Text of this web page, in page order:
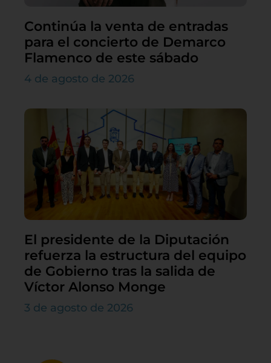
Continúa la venta de entradas
para el concierto de Demarco
Flamenco de este sábado
4 de agosto de 2026
El presidente de la Diputación
refuerza la estructura del equipo
de Gobierno tras la salida de
Víctor Alonso Monge
3 de agosto de 2026